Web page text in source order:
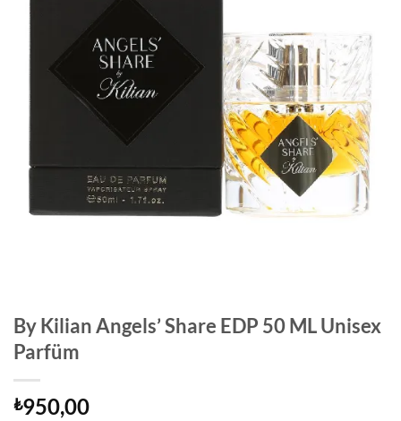
By Kilian Angels’ Share EDP 50 ML Unisex
Parfüm
₺950,00